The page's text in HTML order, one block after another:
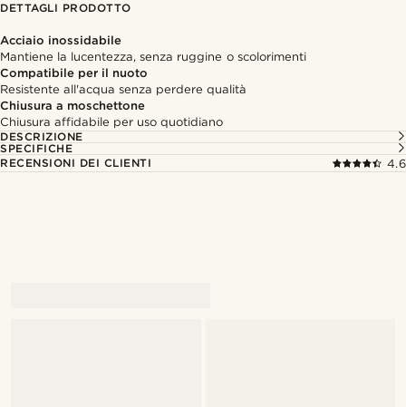
DETTAGLI PRODOTTO
Acciaio inossidabile
Mantiene la lucentezza, senza ruggine o scolorimenti
Compatibile per il nuoto
Resistente all'acqua senza perdere qualità
Chiusura a moschettone
Chiusura affidabile per uso quotidiano
DESCRIZIONE
SPECIFICHE
RECENSIONI DEI CLIENTI
4.6